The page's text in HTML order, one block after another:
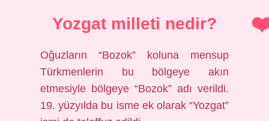
Yozgat milleti nedir?
Oğuzların “Bozok” koluna mensup
Türkmenlerin bu bölgeye akın
etmesiyle bölgeye “Bozok” adı verildi.
19. yüzyılda bu isme ek olarak “Yozgat”